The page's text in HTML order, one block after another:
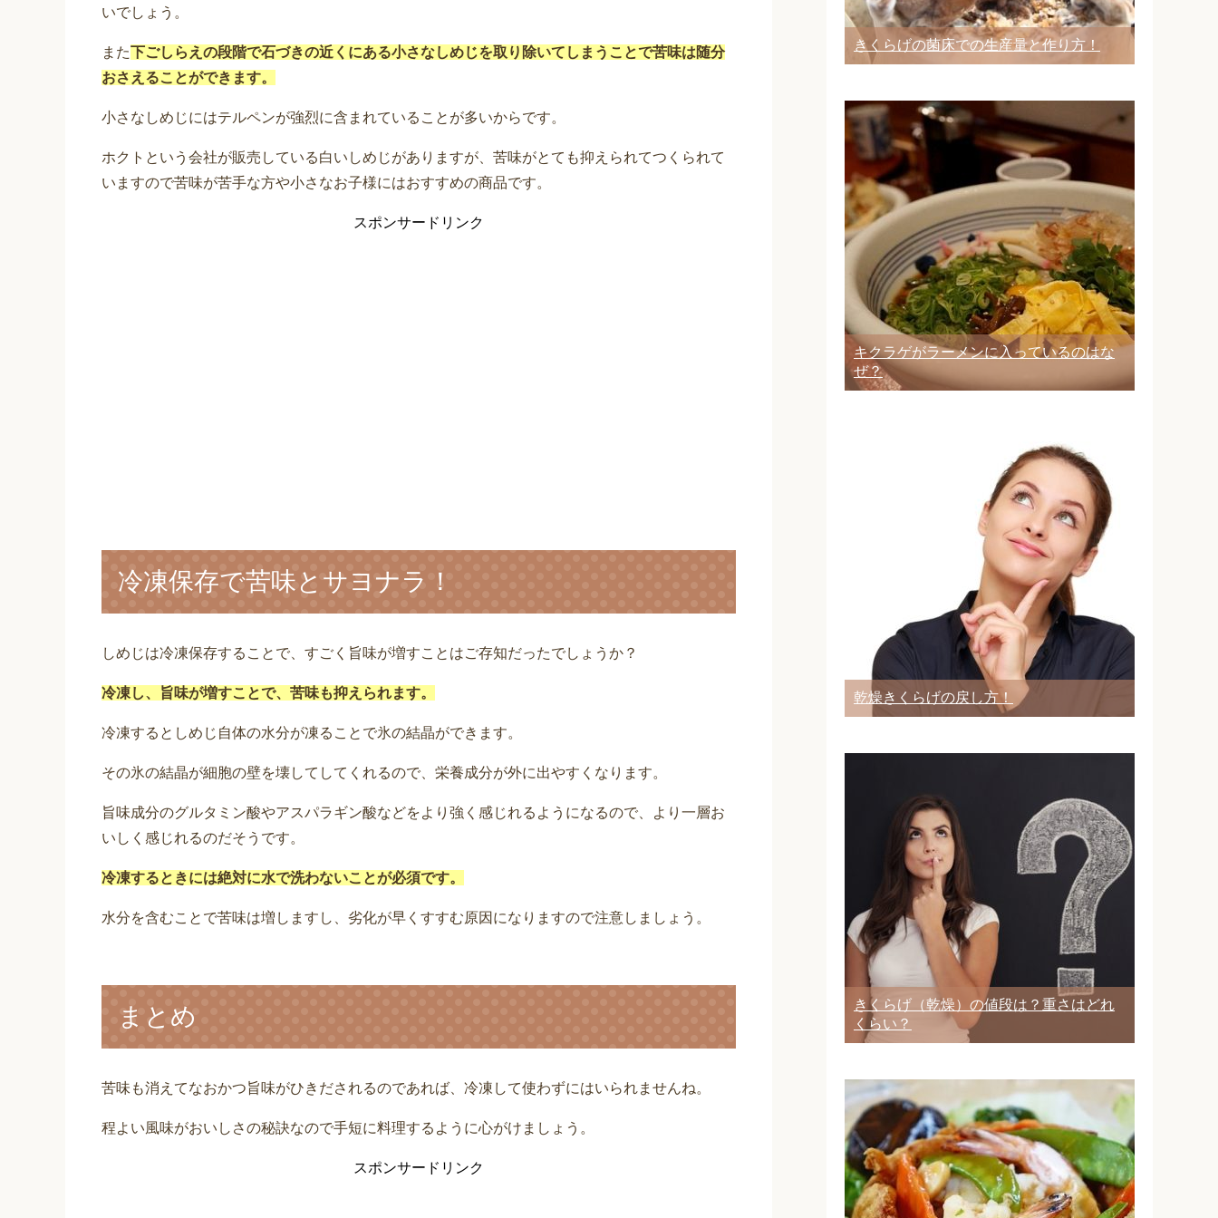
いでしょう。
また下ごしらえの段階で石づきの近くにある小さなしめじを取り除いてしまうことで苦味は随分
おさえることができます。
小さなしめじにはテルペンが強烈に含まれていることが多いからです。
ホクトという会社が販売している白いしめじがありますが、苦味がとても抑えられてつくられて
いますので苦味が苦手な方や小さなお子様にはおすすめの商品です。
スポンサードリンク
冷凍保存で苦味とサヨナラ！
しめじは冷凍保存することで、すごく旨味が増すことはご存知だったでしょうか？
冷凍し、旨味が増すことで、苦味も抑えられます。
冷凍するとしめじ自体の水分が凍ることで氷の結晶ができます。
その氷の結晶が細胞の壁を壊してしてくれるので、栄養成分が外に出やすくなります。
旨味成分のグルタミン酸やアスパラギン酸などをより強く感じれるようになるので、より一層お
いしく感じれるのだそうです。
冷凍するときには絶対に水で洗わないことが必須です。
水分を含むことで苦味は増しますし、劣化が早くすすむ原因になりますので注意しましょう。
まとめ
苦味も消えてなおかつ旨味がひきだされるのであれば、冷凍して使わずにはいられませんね。
程よい風味がおいしさの秘訣なので手短に料理するように心がけましょう。
スポンサードリンク
きくらげの菌床での生産量と作り方！
キクラゲがラーメンに入っているのはな
ぜ？
乾燥きくらげの戻し方！
きくらげ（乾燥）の値段は？重さはどれ
くらい？